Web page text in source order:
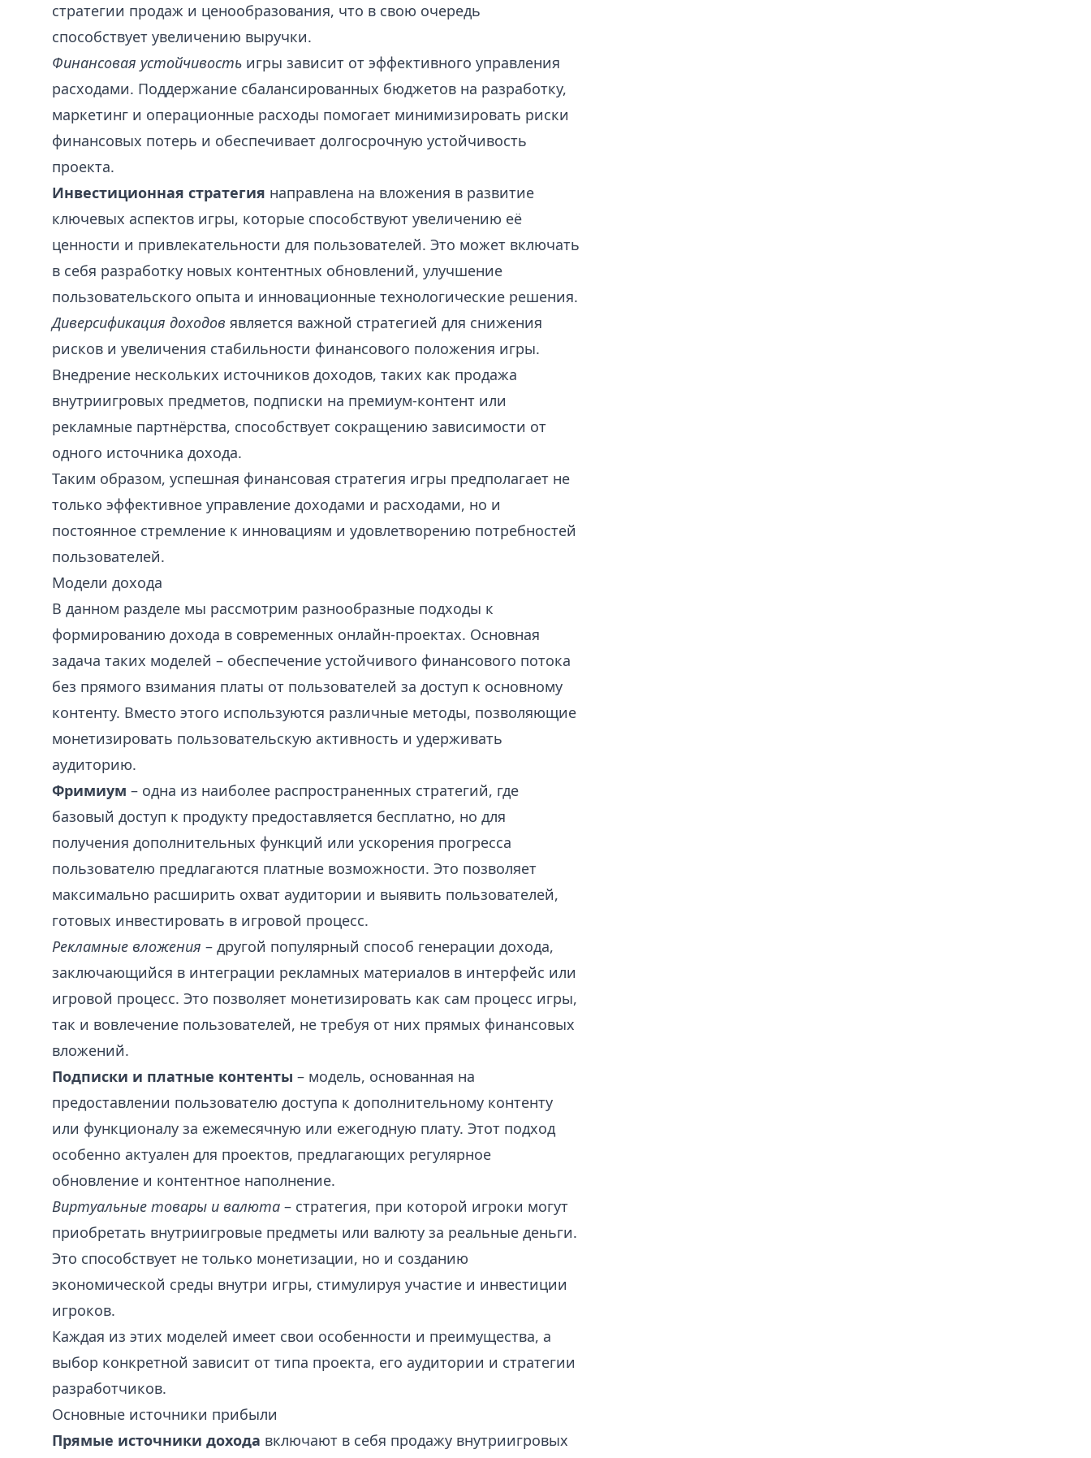
стратегии продаж и ценообразования, что в свою очередь
способствует увеличению выручки.
Финансовая устойчивость игры зависит от эффективного управления
расходами. Поддержание сбалансированных бюджетов на разработку,
маркетинг и операционные расходы помогает минимизировать риски
финансовых потерь и обеспечивает долгосрочную устойчивость
проекта.
Инвестиционная стратегия направлена на вложения в развитие
ключевых аспектов игры, которые способствуют увеличению её
ценности и привлекательности для пользователей. Это может включать
в себя разработку новых контентных обновлений, улучшение
пользовательского опыта и инновационные технологические решения.
Диверсификация доходов является важной стратегией для снижения
рисков и увеличения стабильности финансового положения игры.
Внедрение нескольких источников доходов, таких как продажа
внутриигровых предметов, подписки на премиум-контент или
рекламные партнёрства, способствует сокращению зависимости от
одного источника дохода.
Таким образом, успешная финансовая стратегия игры предполагает не
только эффективное управление доходами и расходами, но и
постоянное стремление к инновациям и удовлетворению потребностей
пользователей.
Модели дохода
В данном разделе мы рассмотрим разнообразные подходы к
формированию дохода в современных онлайн-проектах. Основная
задача таких моделей – обеспечение устойчивого финансового потока
без прямого взимания платы от пользователей за доступ к основному
контенту. Вместо этого используются различные методы, позволяющие
монетизировать пользовательскую активность и удерживать
аудиторию.
Фримиум – одна из наиболее распространенных стратегий, где
базовый доступ к продукту предоставляется бесплатно, но для
получения дополнительных функций или ускорения прогресса
пользователю предлагаются платные возможности. Это позволяет
максимально расширить охват аудитории и выявить пользователей,
готовых инвестировать в игровой процесс.
Рекламные вложения – другой популярный способ генерации дохода,
заключающийся в интеграции рекламных материалов в интерфейс или
игровой процесс. Это позволяет монетизировать как сам процесс игры,
так и вовлечение пользователей, не требуя от них прямых финансовых
вложений.
Подписки и платные контенты – модель, основанная на
предоставлении пользователю доступа к дополнительному контенту
или функционалу за ежемесячную или ежегодную плату. Этот подход
особенно актуален для проектов, предлагающих регулярное
обновление и контентное наполнение.
Виртуальные товары и валюта – стратегия, при которой игроки могут
приобретать внутриигровые предметы или валюту за реальные деньги.
Это способствует не только монетизации, но и созданию
экономической среды внутри игры, стимулируя участие и инвестиции
игроков.
Каждая из этих моделей имеет свои особенности и преимущества, а
выбор конкретной зависит от типа проекта, его аудитории и стратегии
разработчиков.
Основные источники прибыли
Прямые источники дохода включают в себя продажу внутриигровых